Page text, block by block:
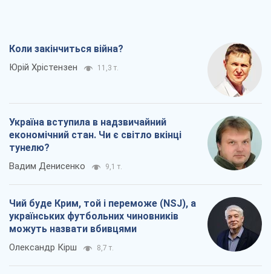
Коли закінчиться війна?
Юрій Хрістензен 11,3 т.
Україна вступила в надзвичайний
економічний стан. Чи є світло вкінці
тунелю?
Вадим Денисенко 9,1 т.
Чий буде Крим, той і переможе (NSJ), а
українських футбольних чиновників
можуть назвати вбивцями
Олександр Кірш 8,7 т.